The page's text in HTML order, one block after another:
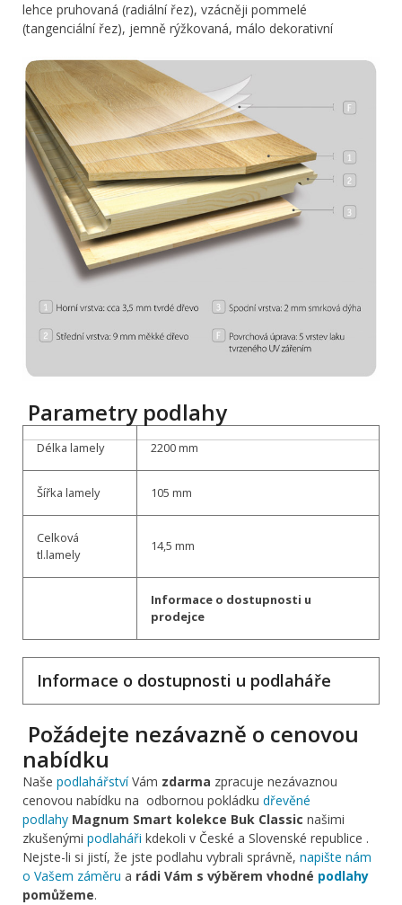
lehce pruhovaná (radiální řez), vzácněji pommelé
(tangenciální řez), jemně rýžkovaná, málo dekorativní
Parametry podlahy
Délka lamely 2200 mm
Šířka lamely 105 mm
Celková
tl.lamely
14,5 mm
Informace o dostupnosti u
prodejce
Informace o dostupnosti u podlaháře
Požádejte nezávazně o cenovou
nabídku
Naše podlahářstvíVám zdarma zpracuje nezávaznou
cenovou nabídku na odbornou pokládku dřevěné
podlahy Magnum Smart kolekce Buk Classic našimi
zkušenými podlaháři kdekoli v České a Slovenské republice .
Nejste-li si jistí, že jste podlahu vybrali správně, napište nám
o Vašem záměru a rádi Vám s výběrem vhodné podlahy
pomůžeme.